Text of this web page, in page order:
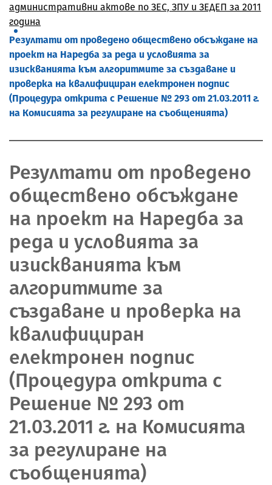
административни актове по ЗЕС, ЗПУ и ЗЕДЕП за 2011
година
Резултати от проведено обществено обсъждане на
проект на Наредба за реда и условията за
изискванията към алгоритмите за създаване и
проверка на квалифициран електронен подпис
(Процедура открита с Решение № 293 от 21.03.2011 г.
на Комисията за регулиране на съобщенията)
Резултати от проведено
обществено обсъждане
на проект на Наредба за
реда и условията за
изискванията към
алгоритмите за
създаване и проверка на
квалифициран
електронен подпис
(Процедура открита с
Решение № 293 от
21.03.2011 г. на Комисията
за регулиране на
съобщенията)